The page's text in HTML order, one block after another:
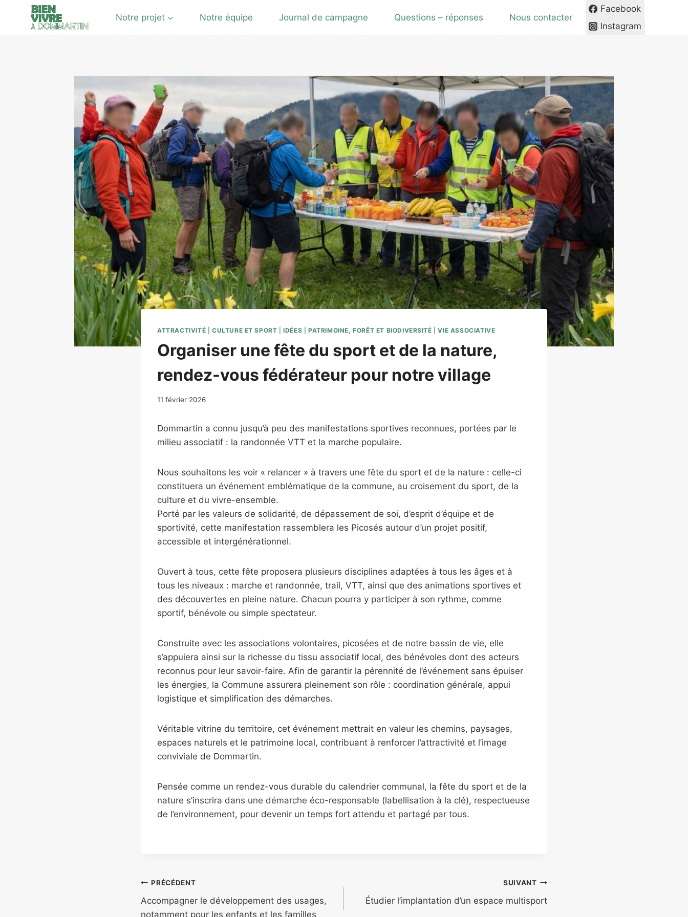
Notre projet Notre équipe Journal de campagne Questions – réponses Nous contacter
Facebook
Instagram
ATTRACTIVITÉ CULTURE ET SPORT |IDÉES |PATRIMOINE, FORÊT ET BIODIVERSITÉ |VIE ASSOCIATIVE
Organiser une fête du sport et de la nature,
rendez-vous fédérateur pour notre village
11 février 2026
Dommartin a connu jusqu’à peu des manifestations sportives reconnues, portées par le
milieu associatif : la randonnée VTT et la marche populaire.
Nous souhaitons les voir « relancer » à travers une fête du sport et de la nature : celle-ci
constituera un événement emblématique de la commune, au croisement du sport, de la
culture et du vivre-ensemble.
Porté par les valeurs de solidarité, de dépassement de soi, d’esprit d’équipe et de
sportivité, cette manifestation rassemblera les Picosés autour d’un projet positif,
accessible et intergénérationnel.
Ouvert à tous, cette fête proposera plusieurs disciplines adaptées à tous les âges et à
tous les niveaux : marche et randonnée, trail, VTT, ainsi que des animations sportives et
des découvertes en pleine nature. Chacun pourra y participer à son rythme, comme
sportif, bénévole ou simple spectateur.
Construite avec les associations volontaires, picosées et de notre bassin de vie, elle
s’appuiera ainsi sur la richesse du tissu associatif local, des bénévoles dont des acteurs
reconnus pour leur savoir-faire. Afin de garantir la pérennité de l’événement sans épuiser
les énergies, la Commune assurera pleinement son rôle : coordination générale, appui
logistique et simplification des démarches.
Véritable vitrine du territoire, cet événement mettrait en valeur les chemins, paysages,
espaces naturels et le patrimoine local, contribuant à renforcer l’attractivité et l’image
conviviale de Dommartin.
Pensée comme un rendez-vous durable du calendrier communal, la fête du sport et de la
nature s’inscrira dans une démarche éco-responsable (labellisation à la clé), respectueuse
de l’environnement, pour devenir un temps fort attendu et partagé par tous.
PRÉCÉDENT
Accompagner le développement des usages,
notamment pour les enfants et les familles
SUIVANT
Étudier l’implantation d’un espace multisport